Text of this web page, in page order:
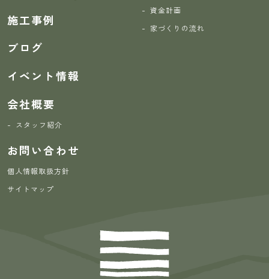
施工事例
資金計画
家づくりの流れ
ブログ
イベント情報
会社概要
スタッフ紹介
お問い合わせ
個人情報取扱方針
サイトマップ